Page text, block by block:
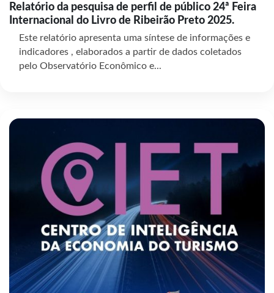
Relatório da pesquisa de perfil de público 24ª Feira
Internacional do Livro de Ribeirão Preto 2025.
Este relatório apresenta uma síntese de informações e
indicadores , elaborados a partir de dados coletados
pelo Observatório Econômico e...